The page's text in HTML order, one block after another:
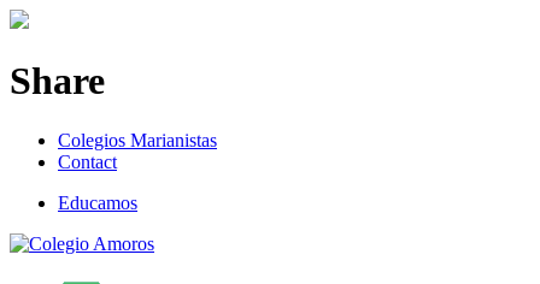
Share
Colegios Marianistas
Contact
Educamos